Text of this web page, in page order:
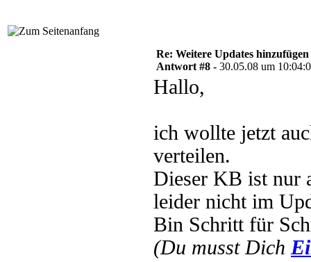
Re: Weitere Updates hinzufügen
Antwort #8 - 30.05.08 um
Hallo,
ich wollte jetzt
verteilen.
Dieser KB ist nur
leider nicht im
Bin Schritt für
(Du musst Dich